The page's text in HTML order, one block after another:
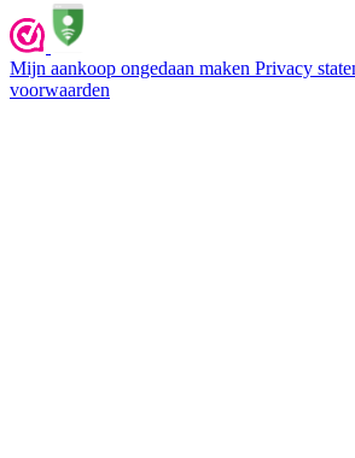
Mijn aankoop ongedaan maken Privacy
voorwaarden